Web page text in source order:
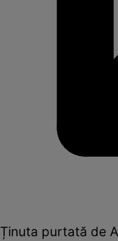
Ținuta purtată de